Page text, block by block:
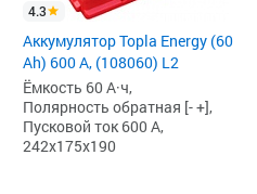
4.3
Аккумулятор Topla Energy (60
Ah) 600 А, (108060) L2
Ёмкость 60 А·ч,
Полярность обратная [- +],
Пусковой ток 600 А,
242x175x190